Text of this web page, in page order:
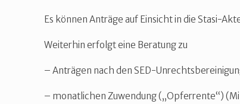
Es können Anträge auf Einsicht in die Stasi-
Weiterhin erfolgt eine Beratung zu
– Anträgen nach den SED-
– monatlichen Zuwendung („Opferrente“)